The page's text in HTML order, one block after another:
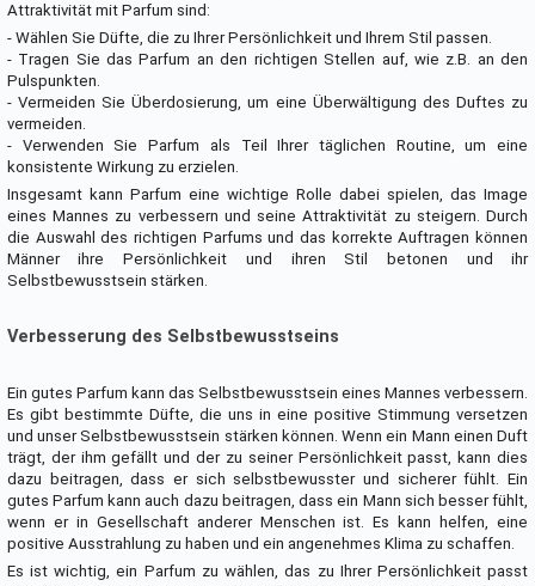
Attraktivität mit Parfum sind:
- Wählen Sie Düfte, die zu Ihrer Persönlichkeit und Ihrem Stil passen.
- Tragen Sie das Parfum an den richtigen Stellen auf, wie z.B. an den
Pulspunkten.
- Vermeiden Sie Überdosierung, um eine Überwältigung des Duftes zu
vermeiden.
- Verwenden Sie Parfum als Teil Ihrer täglichen Routine, um eine
konsistente Wirkung zu erzielen.
Insgesamt kann Parfum eine wichtige Rolle dabei spielen, das Image
eines Mannes zu verbessern und seine Attraktivität zu steigern. Durch
die Auswahl des richtigen Parfums und das korrekte Auftragen können
Männer ihre Persönlichkeit und ihren Stil betonen und ihr
Selbstbewusstsein stärken.
Verbesserung des Selbstbewusstseins
Ein gutes Parfum kann das Selbstbewusstsein eines Mannes verbessern.
Es gibt bestimmte Düfte, die uns in eine positive Stimmung versetzen
und unser Selbstbewusstsein stärken können. Wenn ein Mann einen Duft
trägt, der ihm gefällt und der zu seiner Persönlichkeit passt, kann dies
dazu beitragen, dass er sich selbstbewusster und sicherer fühlt. Ein
gutes Parfum kann auch dazu beitragen, dass ein Mann sich besser fühlt,
wenn er in Gesellschaft anderer Menschen ist. Es kann helfen, eine
positive Ausstrahlung zu haben und ein angenehmes Klima zu schaffen.
Es ist wichtig, ein Parfum zu wählen, das zu Ihrer Persönlichkeit passt